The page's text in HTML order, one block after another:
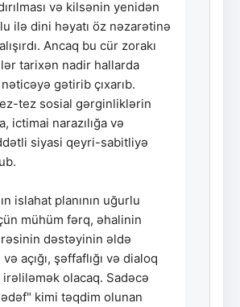
və kilsənin yenidən
ilə dini həyatı öz nəzarətinə
Ancaq bu cür zorakı
tarixən nadir hallarda
gətirib çıxarıb.
tez sosial gərginliklərin
ictimai narazılığa və
siyasi qeyri-sabitliyə
islahat planının uğurlu
mühüm fərq, əhalinin
dəstəyinin əldə
açığı, şəffaflığı və dialoq
irəliləmək olacaq. Sadəcə
kimi təqdim olunan